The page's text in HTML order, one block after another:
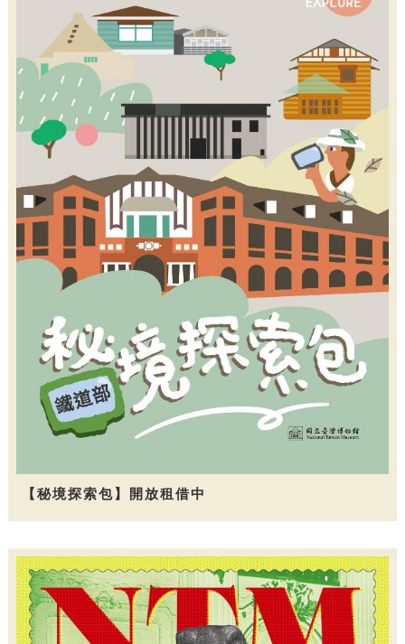
【秘境探索包】開放租借中